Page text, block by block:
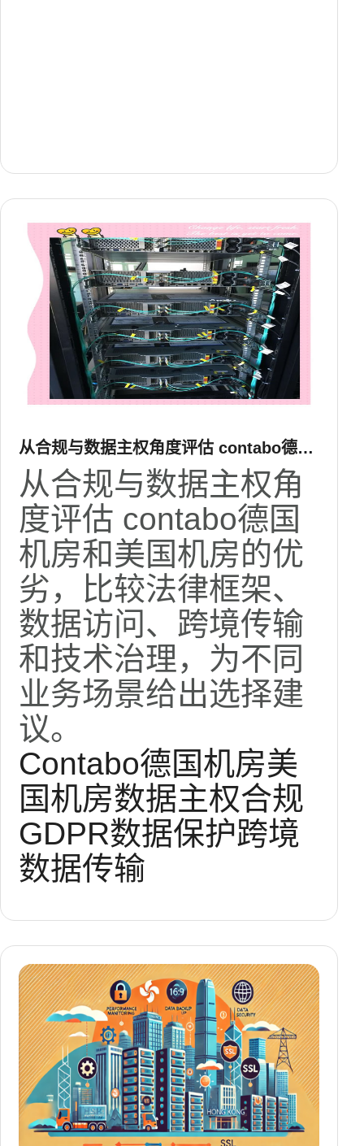
从合规与数据主权角度评估 contabo德国
机房和美国机房的优劣
从合规与数据主权角
度评估 contabo德国
机房和美国机房的优
劣，比较法律框架、
数据访问、跨境传输
和技术治理，为不同
业务场景给出选择建
议。
Contabo德国机房美
国机房数据主权合规
GDPR数据保护跨境
数据传输